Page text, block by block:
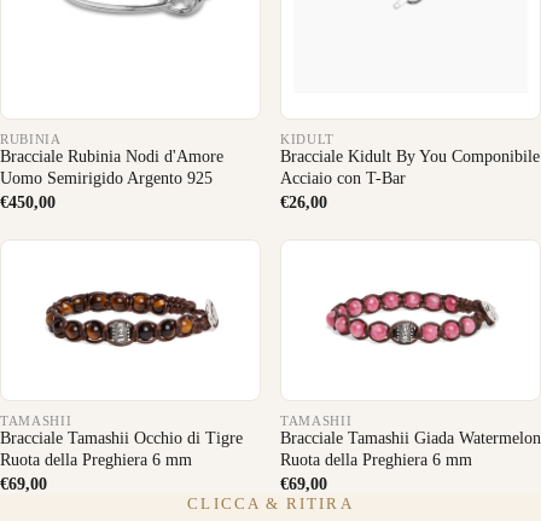
RUBINIA
Bracciale Rubinia Nodi d'Amore
Uomo Semirigido Argento 925
€450,00
KIDULT
Bracciale Kidult By You Componibile
Acciaio con T-Bar
€26,00
TAMASHII
Bracciale Tamashii Occhio di Tigre
Ruota della Preghiera 6 mm
€69,00
TAMASHII
Bracciale Tamashii Giada Watermelon
Ruota della Preghiera 6 mm
€69,00
CLICCA & RITIRA